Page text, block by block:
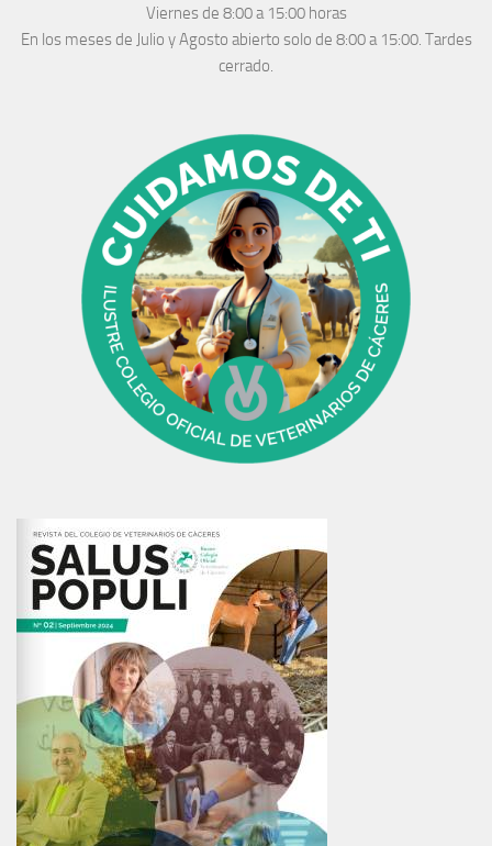
Viernes de 8:00 a 15:00 horas
En los meses de Julio y Agosto abierto solo de 8:00 a 15:00. Tardes
cerrado.